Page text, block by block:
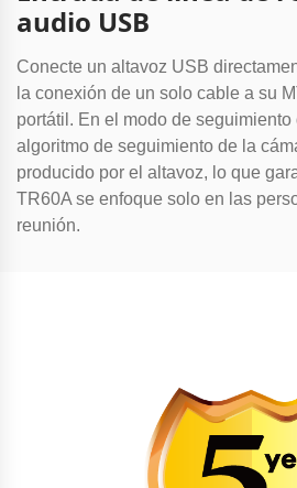
audio USB
Conecte un altavoz USB
la conexión de un solo cable a su
portátil. En el modo de seguimiento
algoritmo de seguimiento de la
producido por el altavoz, lo que
TR60A se enfoque solo en las
reunión.